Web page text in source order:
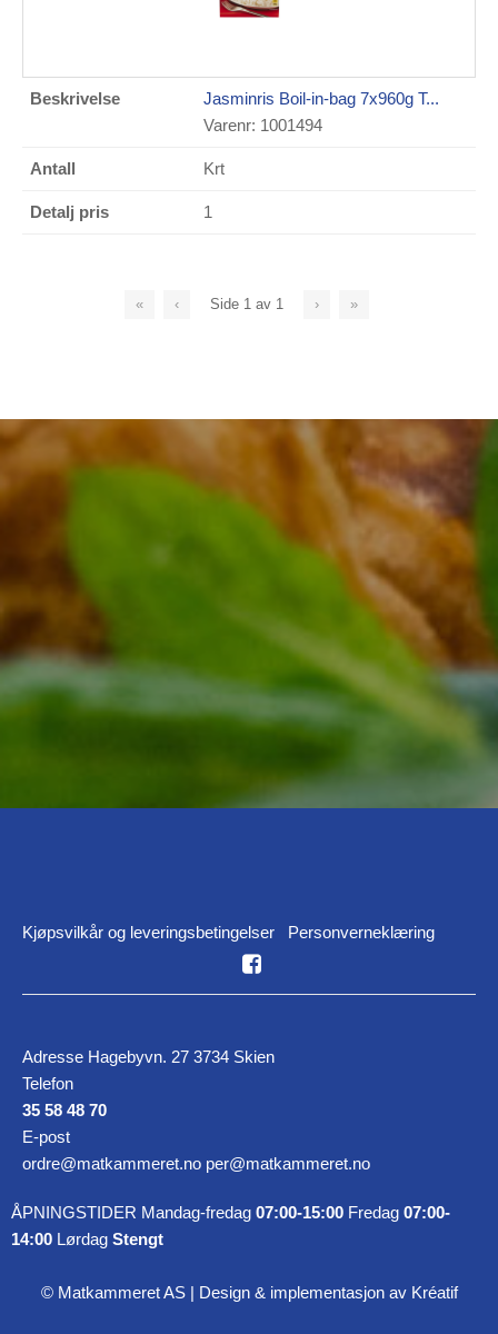
Jasminris Boil-in-bag 7x960g T...
Varenr: 1001494
Krt
1
« ‹ Side 1 av 1 › »
Kjøpsvilkår og leveringsbetingelser Personverneklæring
Adresse Hagebyvn. 27 3734 Skien
Telefon
35 58 48 70
E-post
ordre@matkammeret.no per@matkammeret.no
ÅPNINGSTIDER Mandag-fredag 07:00-15:00 Fredag 07:00-
14:00 Lørdag Stengt
© Matkammeret AS | Design & implementasjon av Kréatif